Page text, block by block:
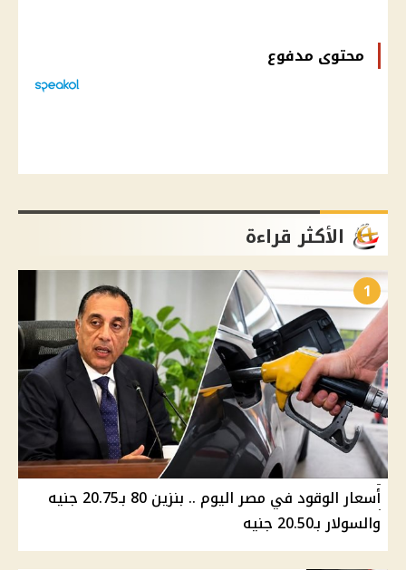
محتوى مدفوع
الأكثر قراءة
1
أسعار الوقود في مصر اليوم .. بنزين 80 بـ20.75 جنيه
والسولار بـ20.50 جنيه